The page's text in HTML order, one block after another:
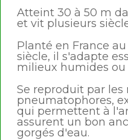
Atteint 30 à 50 m
et vit plusieurs
Planté en France
siècle, il s'adapte
milieux humides ou
Se reproduit par les
pneumatophores,
qui permettent à
assurent un bon
gorgés d'eau.